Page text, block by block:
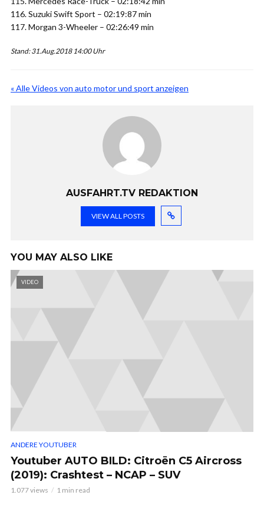
116. Suzuki Swift Sport – 02:19:87 min
117. Morgan 3-Wheeler – 02:26:49 min
Stand: 31.Aug.2018 14:00 Uhr
« Alle Videos von auto motor und sport anzeigen
AUSFAHRT.TV REDAKTION
VIEW ALL POSTS
YOU MAY ALSO LIKE
VIDEO
ANDERE YOUTUBER
Youtuber AUTO BILD: Citroën C5 Aircross
(2019): Crashtest – NCAP – SUV
1.077 views 1 min read